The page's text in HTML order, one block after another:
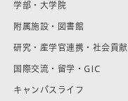
学部・大学院
附属施設・図書館
研究・産学官連携・社会貢献
国際交流・留学・GIC
キャンパスライフ